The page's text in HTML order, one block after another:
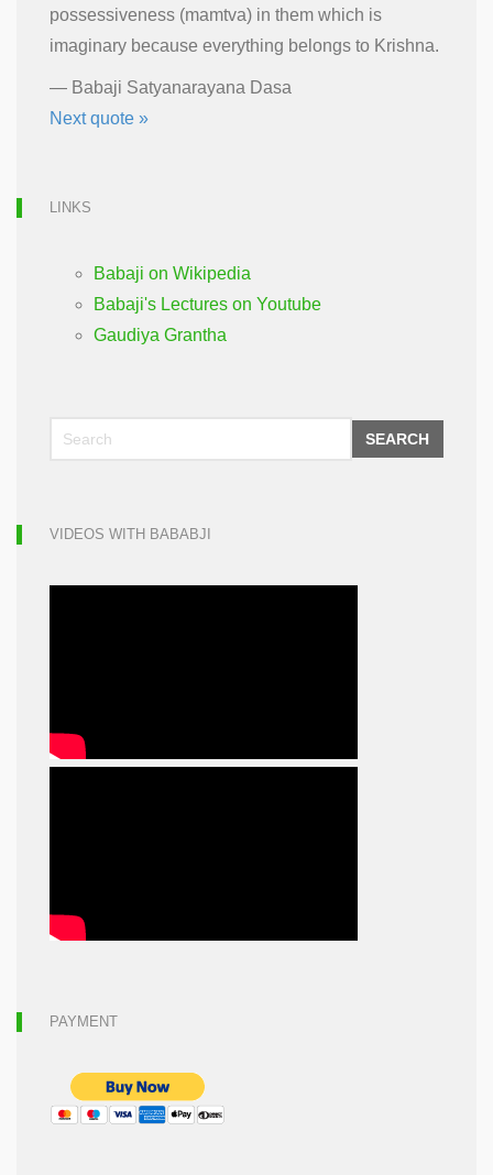
possessiveness (mamtva) in them which is
imaginary because everything belongs to Krishna.
— Babaji Satyanarayana Dasa
Next quote »
LINKS
Babaji on Wikipedia
Babaji's Lectures on Youtube
Gaudiya Grantha
SEARCH
VIDEOS WITH BABABJI
PAYMENT